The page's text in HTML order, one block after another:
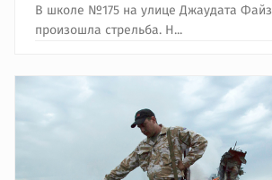
В школе №175 на улице Джаудата
произошла стрельба. Н...